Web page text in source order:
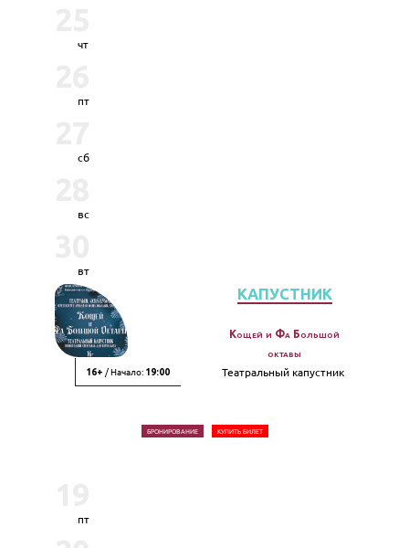
чт
пт
сб
вс
вт
16+ / Начало: 19:00
КАПУСТНИК
Кощей и Фа Большой
октавы
Театральный капустник
БРОНИРОВАНИЕ КУПИТЬ БИЛЕТ
пт